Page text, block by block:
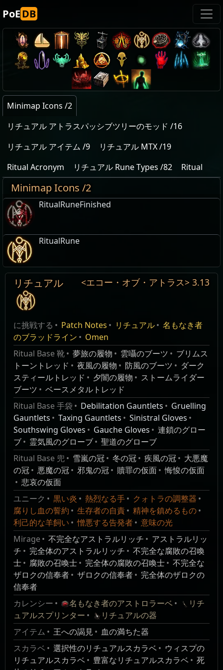
PoEDB
Minimap Icons /2
リチュアル アトラスパッシブツリーのモッド /16
リチュアル アイテム /9
リチュアル MTX /19
Ritual Acronym
リチュアル Rune Types /82 Ritual
Minimap Icons /2
RitualRuneFinished
RitualRune
マスタリー:リチュアル
マップに出現するリチュアルの祭壇で恩寵を
リロールのにかかるトリビュートが18%減少
する
応えられた懇願
マスタリー: リチュアル
マップのリチュアルの祭壇で恩寵を繰り越す
のに必要なトリビュートが15%減少する
マップのリチュアルの祭壇で繰り越した恩寵
が再度出現する頻度が50%速くなる
マップに出現するリチュアルの祭壇で倒され
たユニークモンスターが付与するトリビュー
トの量が100%上昇する
リチュアル密度増加
マスタリー:リチュアル
数量:2
マップのリチュアルの祭壇で同時にスポーンするモ
ンスターの数が20 %増加する
マップのリチュアルの祭壇でモンスターのスポーン
が 8%速くなる
リチュアルリロールコスト増加とリロール後の無料
報酬確率
マスタリー:
マップのリチュアルの祭壇での恩寵のリロールは
0.25%の確率でトリビュートを消費しないで行える
マップに出現するリチュアルの祭壇で恩寵をリロー
ルのにかかるトリビュートが3%減少する
リチュアル繰り越しコスト減少
マスタリー:リチュアル
スタック数:
アトラスの四分割範囲にリチュアルの祭壇が出現す
る形成領域を追加する。
全てのリチュアルを完了することで形成領域内のマ
ップの完了に成功できる
形成領域内のマップを完了するごとにリチュアルモ
ンスターの難易度と報酬が増加する
マップにはリチュアルの祭壇が出現する
astrolabe enabled map [1]
nameless astrolabe enabled map [1]
王への謁見
ポータル:無の中枢
エリアレベル:83
リチュアルスプリンター
スタック数: 1 / 100
リチュアルの器
スタック数:1 / 10
完了したリチュアルの祭壇内で初めて倒したモンス
ターを、今後使用するために保存する。
血の満ちた器
モンスター:Any
モンスターレベル:Any
採取地::Any
個数制限:
リチュアルの恩寵は20%向上します。
リチュアルのモンスター出現速度が20%早くなりま
す。
リチュアル内で行動可能なモンスター数の最大値が
20%増加します。
このエリアで見つかるアイテムの数量が 5%増加する
レネゲードポートレートフレーム
ポートレートフレーム修飾品
Ritual supporter pack:Renegade
キャラクターに、レネゲードポートレートフレームを追加
します。
致死のレネゲードヘルメット
兜スキン,リチュアル
Ritual supporter pack:Deadly Renegade
装備している兜の見た目を、致死のレネゲードヘルメット
に変更します。
致死のレネゲードブーツ
靴スキン,リチュアル
Ritual supporter pack:Deadly Renegade
装備している靴の見た目を、致死のレネゲードブーツに変
更します。
致死のレネゲードグローブ
手袋スキン ,リチュアル
Ritual supporter pack:Deadly Renegade
装備している手袋の見た目を、致死のレネゲードグローブ
に変更します。
致死のレネゲードアーマー
鎧スキン,リチュアル
Ritual supporter pack:
装備している鎧の見た目を、致死のレネゲードボディアー
マーに変更します。
致死のレネゲードマント
鎧装飾品,リチュアル
Ritual supporter pack:Deadly Renegade
装備している鎧に、致死のレネゲードマント背面装飾品を
ベイン
範囲内の敵に混沌継続ダメージを与えるデバフを付
与する。リンクされた呪術スキルも同時に敵に付与
される。このスキルより付与された呪術スキルの数
ごとに、デバフのダメージが上昇し、より長く続く
ようになる。このスキルをトーテム、トラップまた
はマインで使用することはできない。
糾弾のベイン
小さい範囲内の敵に混沌継続ダメージを与えるデバ
フを付与する。リンクされた呪術スキルも同時に敵
に付与される。このスキルより付与された呪術スキ
ルの数ごとに、デバフのダメージが上昇し、より長
く続くようになる。このスキルをトーテム、トラッ
プまたはマインで使用することはできない。
名
前
レ
ベ
ル
Pre/Suf Description
1
ユニー
ク
necropolis exclusive
craft ritual armour [50]
前
レ
ベ
ル
Pre/Suf Description
Weight
1
MemoryAltar
エリアにはリチュアル
の祭壇が出現する
default
400
名
前
Detail Weight
Level
Buff
業
の
モンスターは追加の火
ダメージを与え、発火
を付与できる 隕石が
空から降り注ぐ
100 0 25%の確率
で敵を発
火させる
ージの20
を追加の
火ダメー
ジとして
獲得する
業
の
モンスターは追加の火
ダメージを与え、発火
を付与できる 隕石が
空から降り注ぐ
100 25 30%の確率
火させる
物理ダメ
ージの
を追加の
火ダメー
ジとして
獲得する
業
火
の
モンスターは追加の火
ダメージを与え、発火
を付与できる 隕石が
空から降り注ぐ
で敵を発
火させる
物理ダメ
を追加の
火ダメー
Ritual
Wikis Content is available under
unless otherwise noted.
<エコー・オブ・アトラス> 3.13
リチュアル
に挑戦する Patch Notes リチュアル
名もなき者
のブラッドライン
Omen
Ritual Base 靴
夢旅の履物 雲囁のブーツ
ブリムス
トーントレッド
夜風の履物 防風のブーツ
ダーク
スティールトレッド
夕闇の履物
ストームライダー
ブーツ
ベースメタルトレッド
Ritual Base 手袋
Debilitation Gauntlets
Gruelling
Gauntlets
Taxing Gauntlets
Sinistral Gloves
Southswing Gloves
Gauche Gloves
連鎖のグロー
ブ
霊気風のグローブ
聖道のグローブ
Ritual Base 兜
雪嵐の冠 冬の冠 疾風の冠
大悪魔
の冠
悪魔の冠 邪鬼の冠 贖罪の仮面
悔悛の仮面
悲哀の仮面
ユニーク
黒い炎 熱烈なる手
クォトラの調整器
腐りし血の誓約
生存者の自責
精神を鎮めるもの
利己的な羊飼い
憎悪する告発者
意味の光
Mirage
不完全なアストラルリッチ
アストラルリッ
チ
完全体のアストラルリッチ
不完全な腐敗の召喚
士
腐敗の召喚士 完全体の腐敗の召喚士
不完全な
ザロクの信奉者
ザロクの信奉者
完全体のザロクの
信奉者
カレンシー
名もなき者のアストロラーベ
リチ
ュアルスプリンター
リチュアルの器
アイテム
王への謁見
血の満ちた器
スカラベ
選択性のリチュアルスカラベ
ウィスプの
リチュアルスカラベ
豊富なリチュアルスカラベ
死